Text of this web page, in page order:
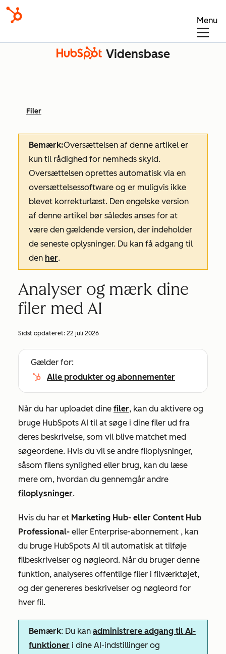
Menu
Vidensbase
Filer
Bemærk:Oversættelsen af denne artikel er
kun til rådighed for nemheds skyld.
Oversættelsen oprettes automatisk via en
oversættelsessoftware og er muligvis ikke
blevet korrekturlæst. Den engelske version
af denne artikel bør således anses for at
være den gældende version, der indeholder
de seneste oplysninger. Du kan få adgang til
den her.
Analyser og mærk dine
filer med AI
Sidst opdateret: 22 juli 2026
Gælder for:
Alle produkter og abonnementer
Når du har uploadet dine filer, kan du aktivere og
bruge HubSpots AI til at søge i dine filer ud fra
deres beskrivelse, som vil blive matchet med
søgeordene. Hvis du vil se andre filoplysninger,
såsom filens synlighed eller brug, kan du læse
mere om, hvordan du gennemgår andre
filoplysninger.
Hvis du har et Marketing Hub- eller Content Hub
Professional- eller Enterprise-abonnement , kan
du bruge HubSpots AI til automatisk at tilføje
filbeskrivelser og nøgleord. Når du bruger denne
funktion, analyseres offentlige filer i filværktøjet,
og der genereres beskrivelser og nøgleord for
hver fil.
Bemærk: Du kan administrere adgang til AI-
funktioner i dine AI-indstillinger og